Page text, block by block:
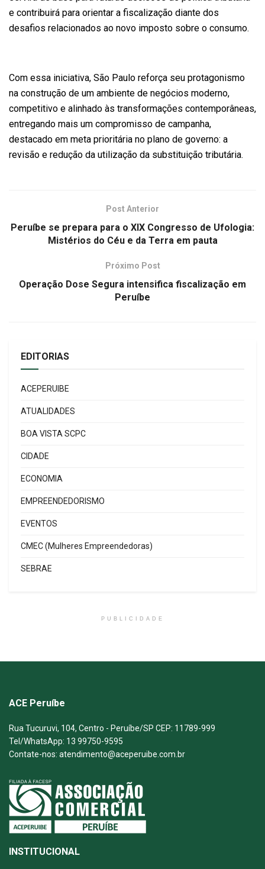
e contribuirá para orientar a fiscalização diante dos
desafios relacionados ao novo imposto sobre o consumo.
Com essa iniciativa, São Paulo reforça seu protagonismo
na construção de um ambiente de negócios moderno,
competitivo e alinhado às transformações contemporâneas,
entregando mais um compromisso de campanha,
destacado em meta prioritária no plano de governo: a
revisão e redução da utilização da substituição tributária.
Post Anterior
Peruíbe se prepara para o XIX Congresso de Ufologia:
Mistérios do Céu e da Terra em pauta
Próximo Post
Operação Dose Segura intensifica fiscalização em
Peruíbe
EDITORIAS
ACEPERUIBE
ATUALIDADES
BOA VISTA SCPC
CIDADE
ECONOMIA
EMPREENDEDORISMO
EVENTOS
CMEC (Mulheres Empreendedoras)
SEBRAE
PUBLICIDADE
ACE Peruíbe
Rua Tucuruvi, 104, Centro - Peruíbe/SP CEP: 11789-999
Tel/WhatsApp: 13 99750-9595
Contate-nos: atendimento@aceperuibe.com.br
INSTITUCIONAL